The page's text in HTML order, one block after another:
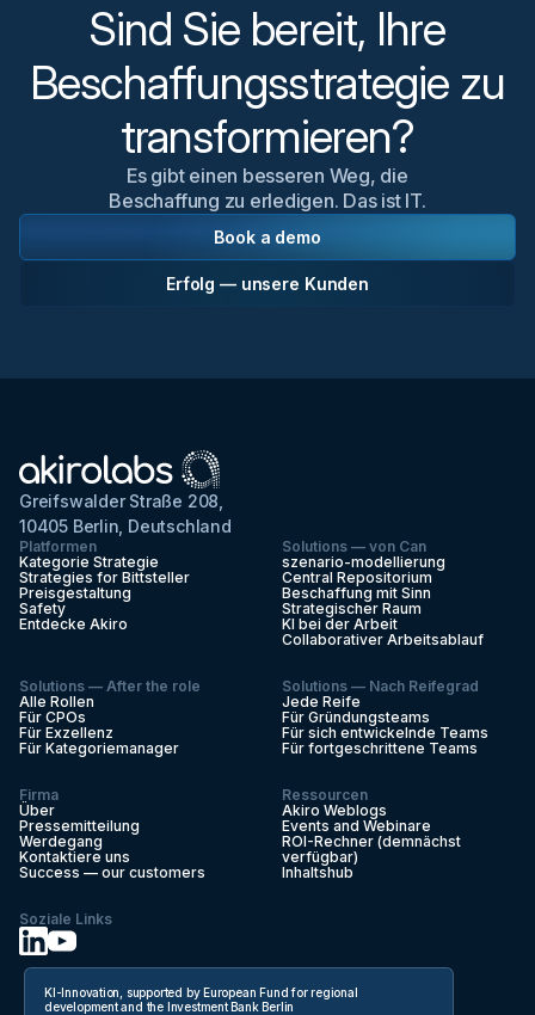
Sind Sie bereit, Ihre
Beschaffungsstrategie zu
transformieren?
Es gibt einen besseren Weg, die
Beschaffung zu erledigen. Das ist IT.
Book a demo
Erfolg — unsere Kunden
Greifswalder Straße 208,
10405 Berlin, Deutschland
Platformen
Kategorie Strategie
Strategies for Bittsteller
Preisgestaltung
Safety
Entdecke Akiro
Solutions — von Can
szenario-modellierung
Central Repositorium
Beschaffung mit Sinn
Strategischer Raum
KI bei der Arbeit
Collaborativer Arbeitsablauf
Solutions — After the role
Alle Rollen
Für CPOs
Für Exzellenz
Für Kategoriemanager
Solutions — Nach Reifegrad
Jede Reife
Für Gründungsteams
Für sich entwickelnde Teams
Für fortgeschrittene Teams
Firma
Über
Pressemitteilung
Werdegang
Kontaktiere uns
Success — our customers
Ressourcen
Akiro Weblogs
Events and Webinare
ROI-Rechner (demnächst
verfügbar)
Inhaltshub
Soziale Links
KI-Innovation, supported by European Fund for regional
development and the Investment Bank Berlin